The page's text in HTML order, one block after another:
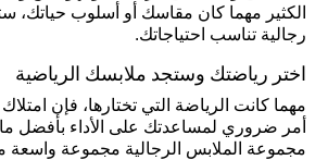
الكثير مهما كان مقاسك أو أسلوب حياتك،
رجالية تناسب احتياجاتك.
اختر رياضتك وستجد ملابسك الرياضية
مهما كانت الرياضة التي تختارها، فإن
أمر ضروري لمساعدتك على الأداء بأفضل
مجموعة الملابس الرجالية مجموعة واسعة